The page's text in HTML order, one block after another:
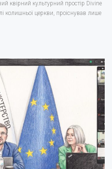
квірний культурний простір Divine
колишньої церкви, проіснував лише